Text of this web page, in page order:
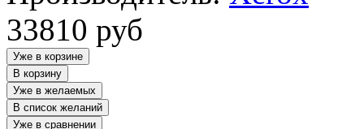
33810 руб
Уже в корзине
В корзину
Уже в желаемых
В список желаний
Уже в сравнении